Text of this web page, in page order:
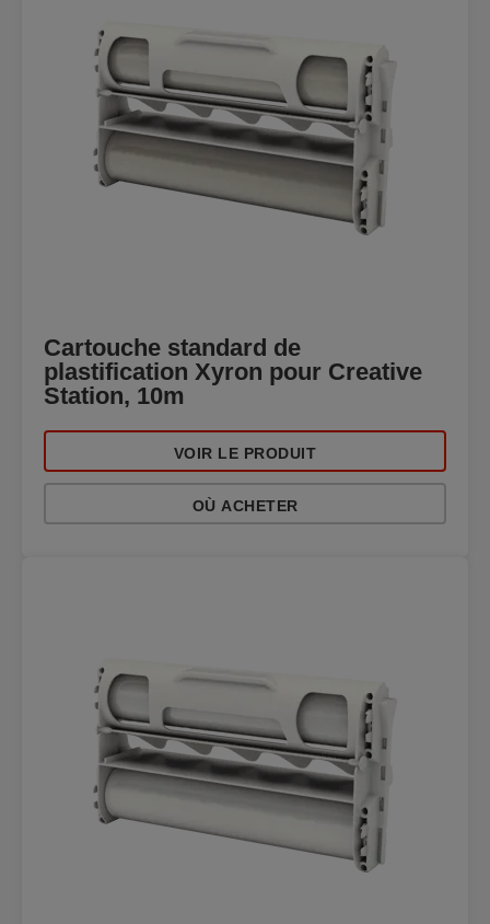
Cartouche standard de
plastification Xyron pour Creative
Station, 10m
VOIR LE PRODUIT
OÙ ACHETER